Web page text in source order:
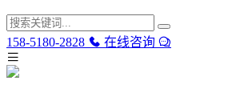
158-5180-2828 在线咨询